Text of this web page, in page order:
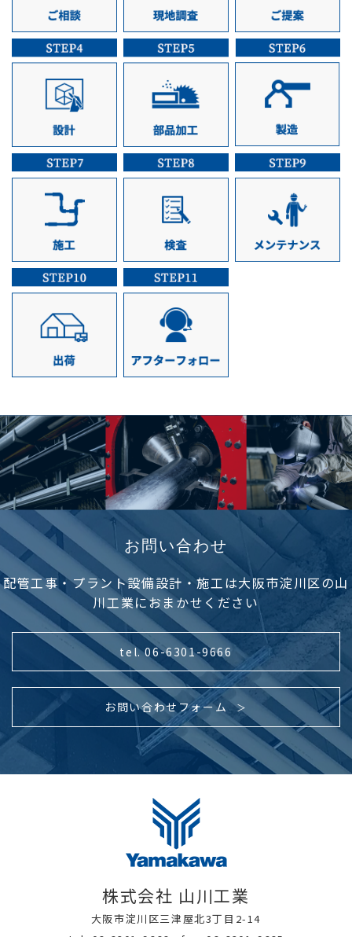
お問い合わせ
配管工事・プラント設備設計・施工は大阪市淀川区の山
川工業におまかせください
tel. 06-6301-9666
お問い合わせフォーム
株式会社 山川工業
大阪市淀川区三津屋北3丁目2-14